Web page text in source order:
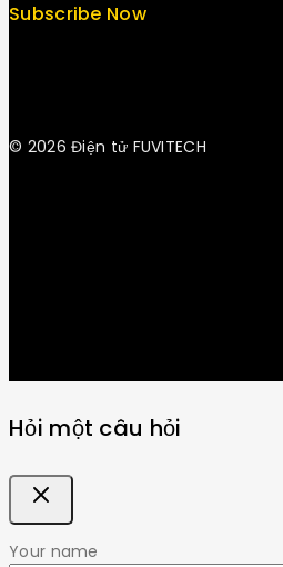
Subscribe Now
© 2026 Điện tử FUVITECH
Hỏi một câu hỏi
Your name